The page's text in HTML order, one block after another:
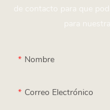
de contacto para que
para
Nombre
Correo Electrónico